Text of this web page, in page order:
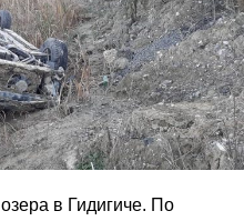
в Гидигиче. По